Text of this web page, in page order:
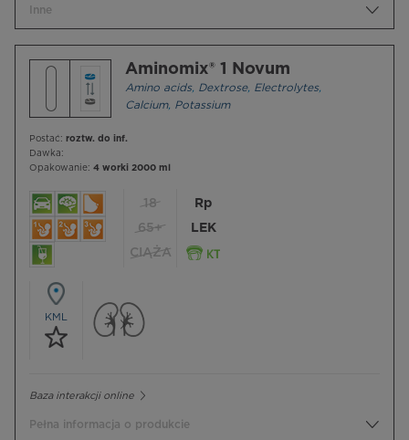
Inne
Aminomix® 1 Novum
Amino acids, Dextrose, Electrolytes,
Calcium, Potassium
Postać: roztw. do inf.
Dawka:
Opakowanie: 4 worki 2000 ml
18
65+
CIĄŻA
Rp
LEK
KML
Baza interakcji online
Pełna informacja o produkcie